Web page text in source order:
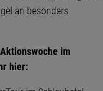
an besonders
im
hier: